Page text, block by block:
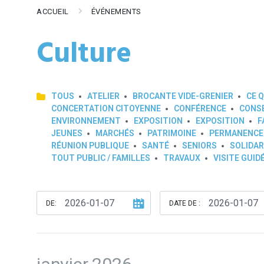
ACCUEIL ÉVÉNEMENTS
Culture
TOUS ATELIER BROCANTE VIDE-GRENIER CE
CONCERTATION CITOYENNE
CONFÉRENCE
ENVIRONNEMENT
EXPOSITION EXPOSITION
JEUNES
MARCHÉS PATRIMOINE
RÉUNION PUBLIQUE
SANTÉ SENIORS
TOUT PUBLIC / FAMILLES
TRAVAUX VISITE
DE: DATE DE :